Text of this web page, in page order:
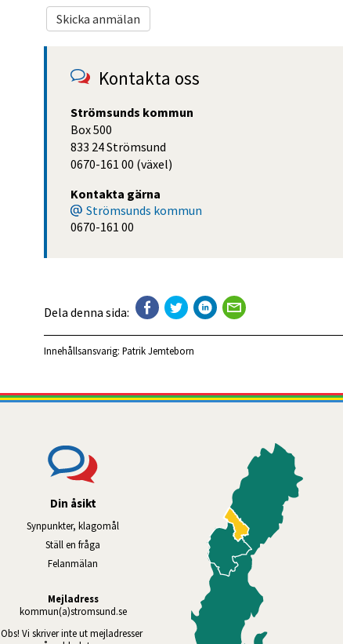
Kontakta oss
Strömsunds kommun
Box 500
833 24 Strömsund
0670-161 00 (växel)
Kontakta gärna
Strömsunds kommun
0670-161 00
Dela denna sida:
Innehållsansvarig: Patrik Jemteborn
Din åsikt
Synpunkter, klagomål
Ställ en fråga
Felanmälan
Mejladress
kommun(a)stromsund.se
Obs! Vi skriver inte ut mejladresser